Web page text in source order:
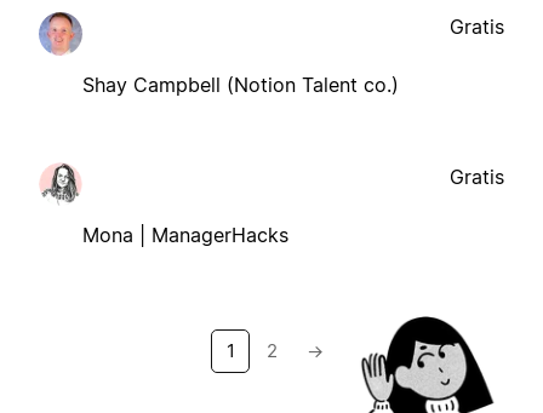
Shay Campbell (Notion Talent co.)
Gratis
Mona | ManagerHacks
Gratis
1 2 →